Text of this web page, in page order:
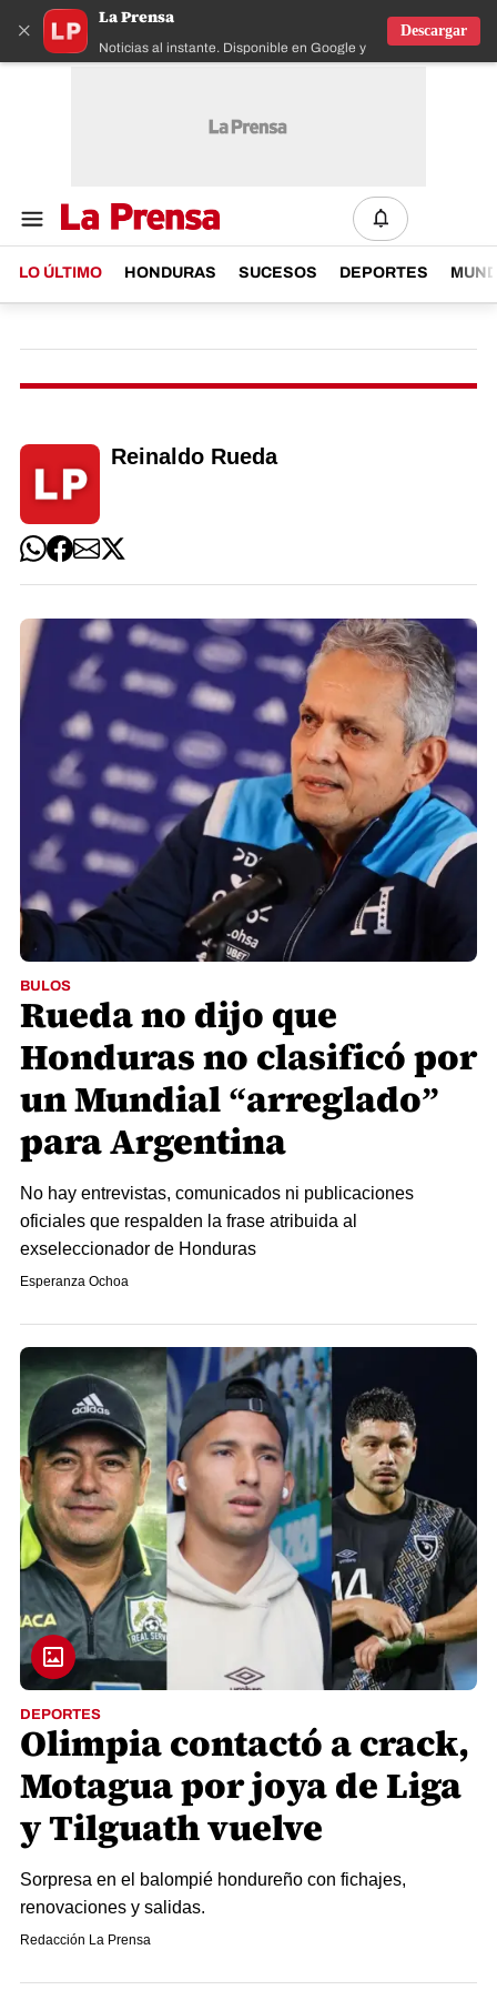
×
La Prensa
Noticias al instante. Disponible en Google y IOS
Descargar
LO ÚLTIMO HONDURAS SUCESOS DEPORTES
Reinaldo Rueda
BULOS
Rueda no dijo que
Honduras no clasificó por
un Mundial “arreglado”
para Argentina​​​​​​
No hay entrevistas, comunicados ni publicaciones
oficiales que respalden la frase atribuida al
exseleccionador de Honduras
Esperanza Ochoa
DEPORTES
Olimpia contactó a crack,
Motagua por joya de Liga
y Tilguath vuelve
Sorpresa en el balompié hondureño con fichajes,
renovaciones y salidas.
Redacción La Prensa